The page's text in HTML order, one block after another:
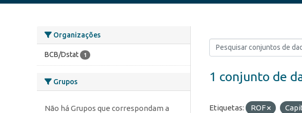
Organizações
BCB/Dstat 1
Grupos
Não há Grupos que correspondam a
1 conjunto de
Etiquetas: ROF